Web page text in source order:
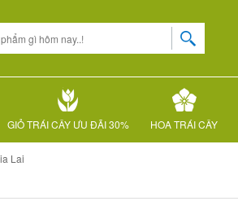
GIỎ TRÁI CÂY ƯU ĐÃI 30% HOA TRÁI CÂY
Lai